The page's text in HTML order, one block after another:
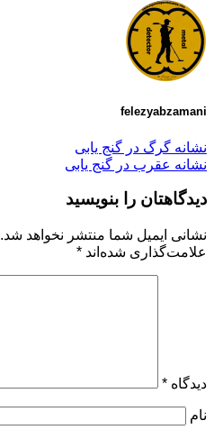
felezyabzamani
نشانه گرگ در گنج یابی
نشانه عقرب در گنج یابی
دیدگاهتان را بنویسید
نشانی ایمیل شما منتشر نخواهد شد.
علامت‌گذاری شده‌اند *
دیدگاه *
نام